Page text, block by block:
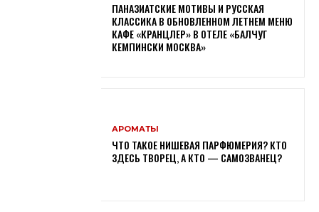
ПАНАЗИАТСКИЕ МОТИВЫ И РУССКАЯ
КЛАССИКА В ОБНОВЛЕННОМ ЛЕТНЕМ МЕНЮ
КАФЕ «КРАНЦЛЕР» В ОТЕЛЕ «БАЛЧУГ
КЕМПИНСКИ МОСКВА»
АРОМАТЫ
ЧТО ТАКОЕ НИШЕВАЯ ПАРФЮМЕРИЯ? КТО
ЗДЕСЬ ТВОРЕЦ, А КТО — САМОЗВАНЕЦ?